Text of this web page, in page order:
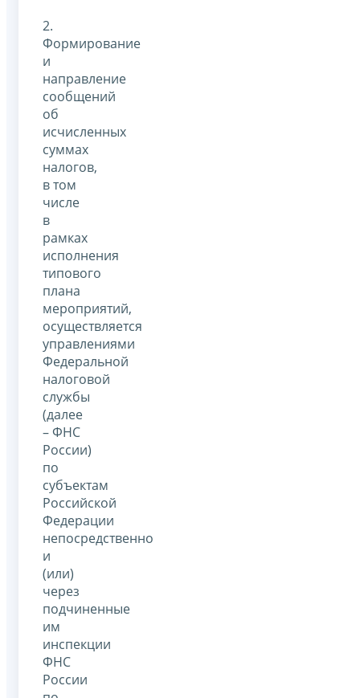
2.
Формирование
и
направление
сообщений
об
исчисленных
суммах
налогов,
в том
числе
в
рамках
исполнения
типового
плана
мероприятий,
осуществляется
управлениями
Федеральной
налоговой
службы
(далее
– ФНС
России)
по
субъектам
Российской
Федерации
непосредственно
и
(или)
через
подчиненные
им
инспекции
ФНС
России